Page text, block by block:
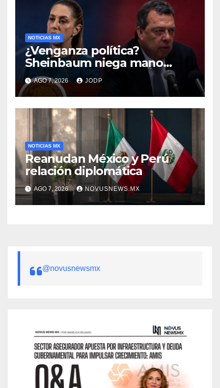
NOTICIAS MX
¿Venganza política?
Sheinbaum niega mano
negra en captura de Ángel
Aguirre
AGO 7, 2026 JODP
NOTICIAS MX
Reanudan México y Perú
relación diplomática
AGO 7, 2026 NOVUSNEWS.MX
@novusnewsmx